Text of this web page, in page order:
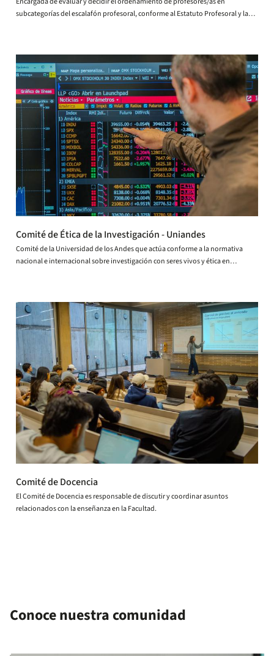
subcategorías del escalafón profesoral, conforme al Estatuto Profesoral y la
Comité de Ética de la Investigación - Uniandes
Comité de la Universidad de los Andes que actúa conforme a la normativa
nacional e internacional sobre investigación con seres vivos y ética en
Comité de Docencia
El Comité de Docencia es responsable de discutir y coordinar asuntos
relacionados con la enseñanza en la Facultad.
Conoce nuestra comunidad